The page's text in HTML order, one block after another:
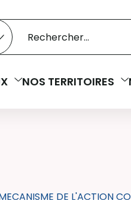
NOS TERRITOIRES
DE L'ACTION